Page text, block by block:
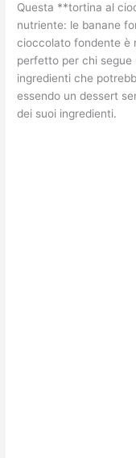
Questa **tortina al
nutriente: le banane
cioccolato fondente è
perfetto per chi
ingredienti che
essendo un dessert
dei suoi ingredienti.